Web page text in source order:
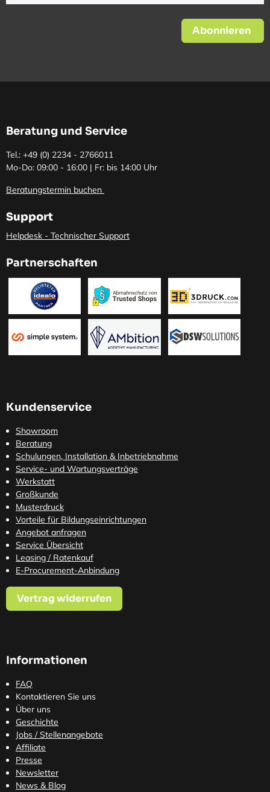
Abonnieren
Beratung und Service
Tel.: +49 (0) 2234 - 2766011
Mo-Do: 09:00 - 16:00 | Fr: bis 14:00 Uhr
Beratungstermin buchen
Support
Helpdesk - Technischer Support
Partnerschaften
Kundenservice
Showroom
Beratung
Schulungen, Installation & Inbetriebnahme
Service- und Wartungsverträge
Werkstatt
Großkunde
Musterdruck
Vorteile für Bildungseinrichtungen
Angebot anfragen
Service Übersicht
Leasing / Ratenkauf
E-Procurement-Anbindung
Vertrag widerrufen
Informationen
FAQ
Kontaktieren Sie uns
Über uns
Geschichte
Jobs / Stellenangebote
Affiliate
Presse
Newsletter
News & Blog